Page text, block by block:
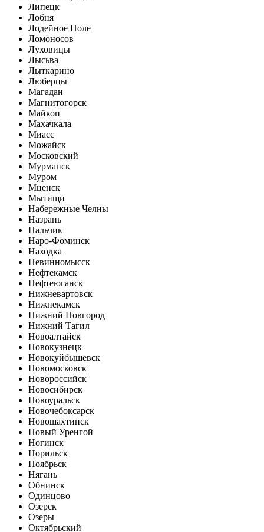
Липецк
Лобня
Лодейное Поле
Ломоносов
Луховицы
Лысьва
Лыткарино
Люберцы
Магадан
Магнитогорск
Майкоп
Махачкала
Миасс
Можайск
Московский
Мурманск
Муром
Мценск
Мытищи
Набережные Челны
Назрань
Нальчик
Наро-Фоминск
Находка
Невинномысск
Нефтекамск
Нефтеюганск
Нижневартовск
Нижнекамск
Нижний Новгород
Нижний Тагил
Новоалтайск
Новокузнецк
Новокуйбышевск
Новомосковск
Новороссийск
Новосибирск
Новоуральск
Новочебоксарск
Новошахтинск
Новый Уренгой
Ногинск
Норильск
Ноябрьск
Нягань
Обнинск
Одинцово
Озерск
Озеры
Октябрьский